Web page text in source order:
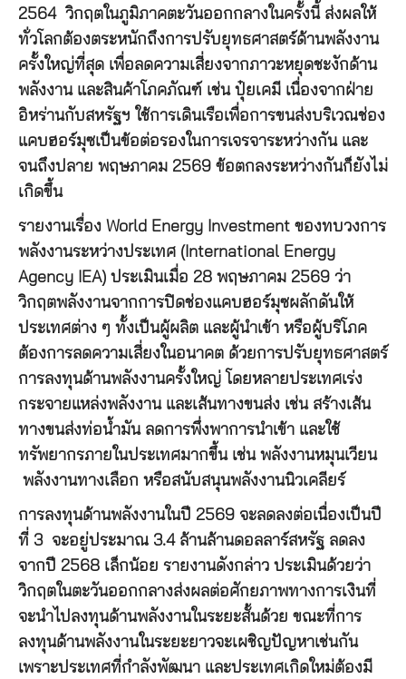
2564 วิกฤตในภูมิภาคตะวันออกกลางในครั้งนี้ ส่งผลให้
ทั่วโลกต้องตระหนักถึงการปรับยุทธศาสตร์ด้านพลังงาน
ครั้งใหญ่ที่สุด เพื่อลดความเสี่ยงจากภาวะหยุดชะงักด้าน
พลังงาน และสินค้าโภคภัณฑ์ เช่น ปุ๋ยเคมี เนื่องจากฝ่าย
อิหร่านกับสหรัฐฯ ใช้การเดินเรือเพื่อการขนส่งบริเวณช่อง
แคบฮอร์มุซเป็นข้อต่อรองในการเจรจาระหว่างกัน และ
จนถึงปลาย พฤษภาคม 2569 ข้อตกลงระหว่างกันก็ยังไม่
เกิดขึ้น
รายงานเรื่อง World Energy Investment ของทบวงการ
พลังงานระหว่างประเทศ (International Energy
Agency IEA) ประเมินเมื่อ 28 พฤษภาคม 2569 ว่า
วิกฤตพลังงานจากการปิดช่องแคบฮอร์มุซผลักดันให้
ประเทศต่าง ๆ ทั้งเป็นผู้ผลิต และผู้นำเข้า หรือผู้บริโภค
ต้องการลดความเสี่ยงในอนาคต ด้วยการปรับยุทธศาสตร์
การลงทุนด้านพลังงานครั้งใหญ่ โดยหลายประเทศเร่ง
กระจายแหล่งพลังงาน และเส้นทางขนส่ง เช่น สร้างเส้น
ทางขนส่งท่อน้ำมัน ลดการพึ่งพาการนำเข้า และใช้
ทรัพยากรภายในประเทศมากขึ้น เช่น พลังงานหมุนเวียน
พลังงานทางเลือก หรือสนับสนุนพลังงานนิวเคลียร์
การลงทุนด้านพลังงานในปี 2569 จะลดลงต่อเนื่องเป็นปี
ที่ 3 จะอยู่ประมาณ 3.4 ล้านล้านดอลลาร์สหรัฐ ลดลง
จากปี 2568 เล็กน้อย รายงานดังกล่าว ประเมินด้วยว่า
วิกฤตในตะวันออกกลางส่งผลต่อศักยภาพทางการเงินที่
จะนำไปลงทุนด้านพลังงานในระยะสั้นด้วย ขณะที่การ
ลงทุนด้านพลังงานในระยะยาวจะเผชิญปัญหาเช่นกัน
เพราะประเทศที่กำลังพัฒนา และประเทศเกิดใหม่ต้องมี